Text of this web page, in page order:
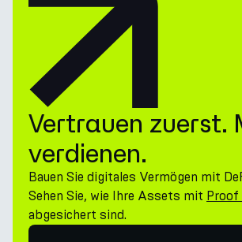
Vertrauen zuerst.
verdienen.
Bauen Sie digitales Vermögen mit
Sehen Sie, wie Ihre Assets mit Proof
abgesichert sind.